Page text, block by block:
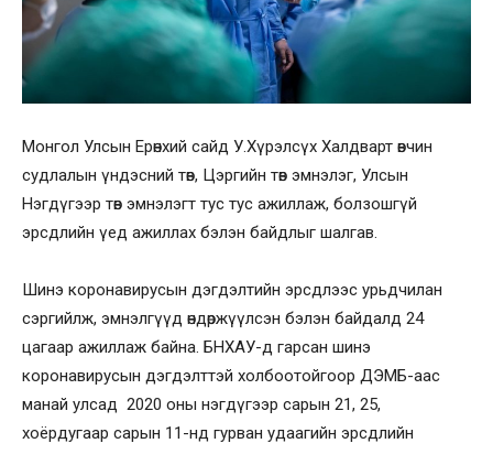
Монгол Улсын Ерөнхий сайд У.Хүрэлсүх Халдварт өвчин
судлалын үндэсний төв, Цэргийн төв эмнэлэг, Улсын
Нэгдүгээр төв эмнэлэгт тус тус ажиллаж, болзошгүй
эрсдлийн үед ажиллах бэлэн байдлыг шалгав.
Шинэ коронавирусын дэгдэлтийн эрсдлээс урьдчилан
сэргийлж, эмнэлгүүд өндөржүүлсэн бэлэн байдалд 24
цагаар ажиллаж байна. БНХАУ-д гарсан шинэ
коронавирусын дэгдэлттэй холбоотойгоор ДЭМБ-аас
манай улсад 2020 оны нэгдүгээр сарын 21, 25,
хоёрдугаар сарын 11-нд гурван удаагийн эрсдлийн